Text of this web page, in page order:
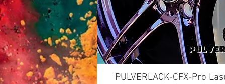
Schnellansicht
PULVERLACK-CFX-Pro